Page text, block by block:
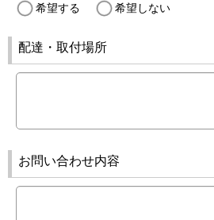
希望する 希望しない
配達・取付場所
お問い合わせ内容